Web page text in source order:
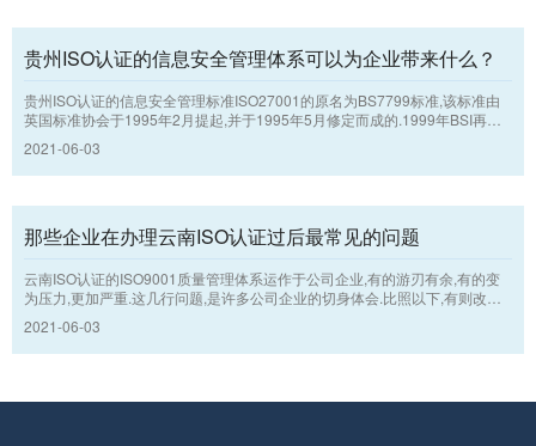
贵州ISO认证的信息安全管理体系可以为企业带来什么？
贵州ISO认证的信息安全管理标准ISO27001的原名为BS7799标准,该标准由
英国标准协会于1995年2月提起,并于1995年5月修定而成的.1999年BSI再次
息安全管理供应意见,供承担在其机构运行,执行或维护安全的工作人员应用;第
2方面详细说明了构建,执行和文件化信息安全管理体系的标准,贵州ISO认证的I
2021-06-03
那些企业在办理云南ISO认证过后最常见的问题
云南ISO认证的ISO9001质量管理体系运作于公司企业,有的游刃有余,有的变
为压力,更加严重.这几行问题,是许多公司企业的切身体会.比照以下,有则改之,
2021-06-03